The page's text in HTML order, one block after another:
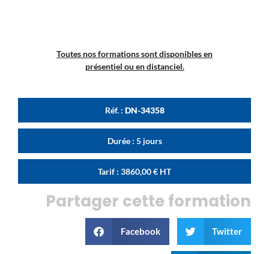
Toutes nos formations sont disponibles en
présentiel ou en distanciel.
Réf. : DN-34358
Durée : 5 jours
Tarif : 3860,00€ HT
Partager cette formation
Facebook Twitter